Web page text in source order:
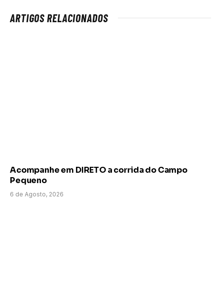
ARTIGOS RELACIONADOS
Acompanhe em DIRETO a corrida do Campo
Pequeno
6 de Agosto, 2026